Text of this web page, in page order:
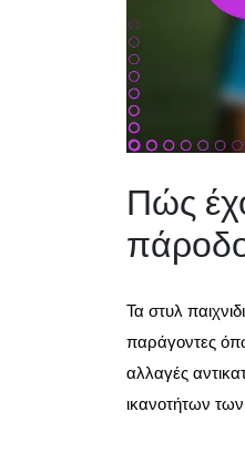
Πώς
Τα στυλ
παράγοντες
αλλαγές
ικανοτήτων